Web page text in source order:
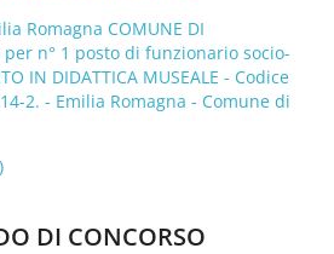
Romagna COMUNE DI
per n° 1 posto di funzionario socio-
IN DIDATTICA MUSEALE - Codice
2. - Emilia Romagna - Comune di
DI CONCORSO